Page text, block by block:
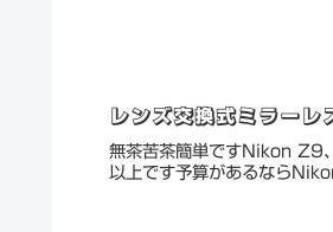
レンズ交換式ミラー
無茶苦茶簡単ですNikon Z9
以上です予算があるなら